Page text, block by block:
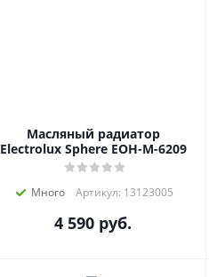
Масляный радиатор
Electrolux Sphere EOH-M-6209
Много Артикул: 13123005
4 590 руб.